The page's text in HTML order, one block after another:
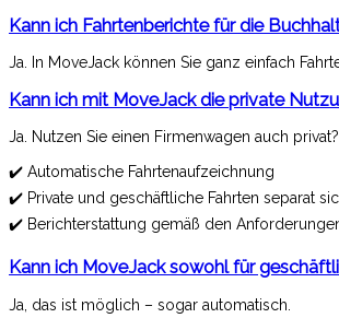
Kann ich Fahrtenberichte für die
Ja. In MoveJack können Sie ganz einfach
Kann ich mit MoveJack die private
Ja. Nutzen Sie einen Firmenwagen auch
✔️ Automatische Fahrtenaufzeichnung
✔️ Private und geschäftliche Fahrten separat
✔️ Berichterstattung gemäß den
Kann ich MoveJack sowohl für
Ja, das ist möglich – sogar automatisch.